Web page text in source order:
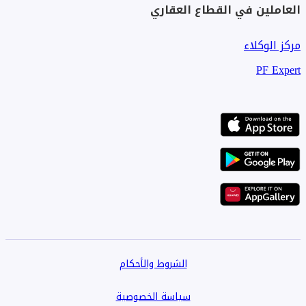
العاملين في القطاع العقاري
مركز الوكلاء
PF Expert
الشروط والأحكام
سياسة الخصوصية